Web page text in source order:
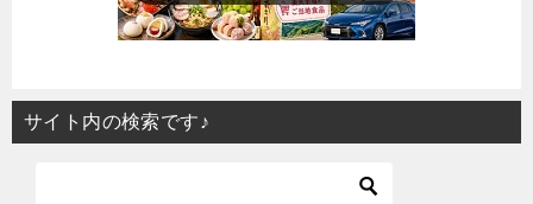
サイト内の検索です♪